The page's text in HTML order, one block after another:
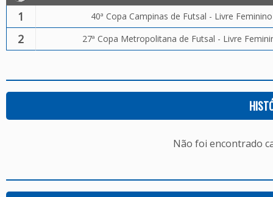
1 40ª Copa Campinas de Futsal - Livre Feminino
2 27ª Copa Metropolitana de Futsal - Livre
Não foi encontrado